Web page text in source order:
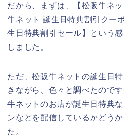
だから、まずは、【松阪牛ネ
牛ネット 誕生日特典割引クー
生日特典割引セール】という
しました。
ただ、松阪牛ネットの誕生日
きながら、色々と調べたので
牛ネットのお店が誕生日特典
ンなどを配信しているかどう
た。